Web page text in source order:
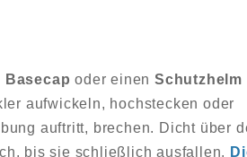
Basecap oder einen Schutzhelm
aufwickeln, hochstecken oder
auftritt, brechen. Dicht über
bis sie schließlich ausfallen.